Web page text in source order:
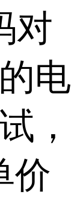
对
电
，
价